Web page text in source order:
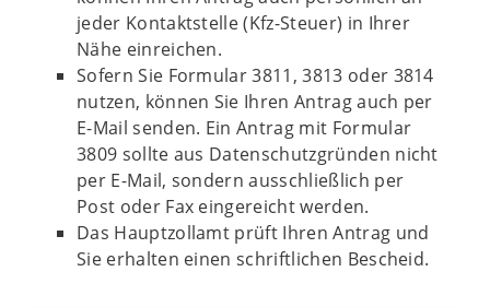
jeder Kontaktstelle (Kfz-Steuer) in Ihrer
Nähe einreichen.
Sofern Sie Formular 3811, 3813 oder 3814
nutzen, können Sie Ihren Antrag auch per
E-Mail senden. Ein Antrag mit Formular
3809 sollte aus Datenschutzgründen nicht
per E-Mail, sondern ausschließlich per
Post oder Fax eingereicht werden.
Das Hauptzollamt prüft Ihren Antrag und
Sie erhalten einen schriftlichen Bescheid.